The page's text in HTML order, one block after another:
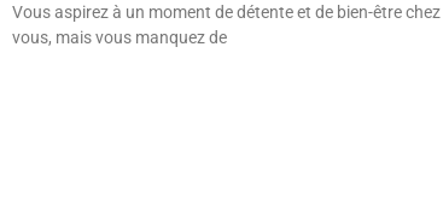
Vous aspirez à un moment de détente et de bien-être chez
vous, mais vous manquez de